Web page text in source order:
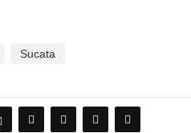
Sucata